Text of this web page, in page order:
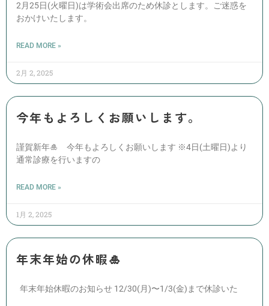
2月25日(火曜日)は学術会出席のため休診とします。ご迷惑を
おかけいたします。
READ MORE »
2月 2, 2025
今年もよろしくお願いします。
謹賀新年🎍 今年もよろしくお願いします ※4日(土曜日)より
通常診療を行いますの
READ MORE »
1月 2, 2025
年末年始の休暇🎍
年末年始休暇のお知らせ 12/30(月)〜1/3(金)まで休診いた